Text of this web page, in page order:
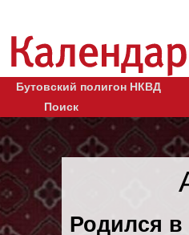
Бутовский полигон НКВД
Поиск
Родился в